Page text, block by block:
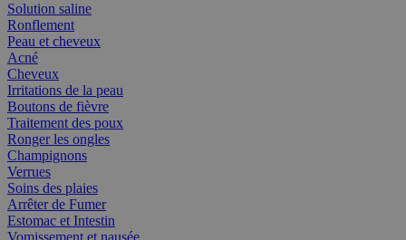
Solution saline
Ronflement
Peau et cheveux
Acné
Cheveux
Irritations de la peau
Boutons de fièvre
Traitement des poux
Ronger les ongles
Champignons
Verrues
Soins des plaies
Arrêter de Fumer
Estomac et Intestin